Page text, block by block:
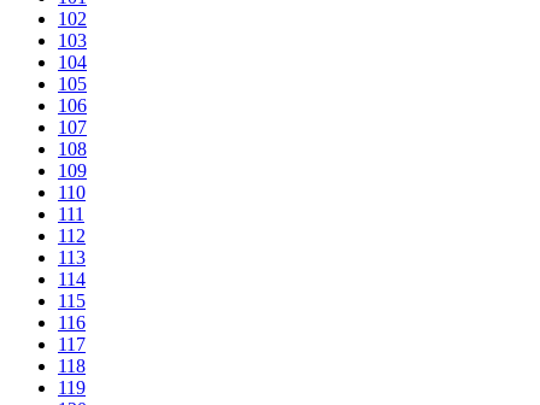
102
103
104
105
106
107
108
109
110
111
112
113
114
115
116
117
118
119